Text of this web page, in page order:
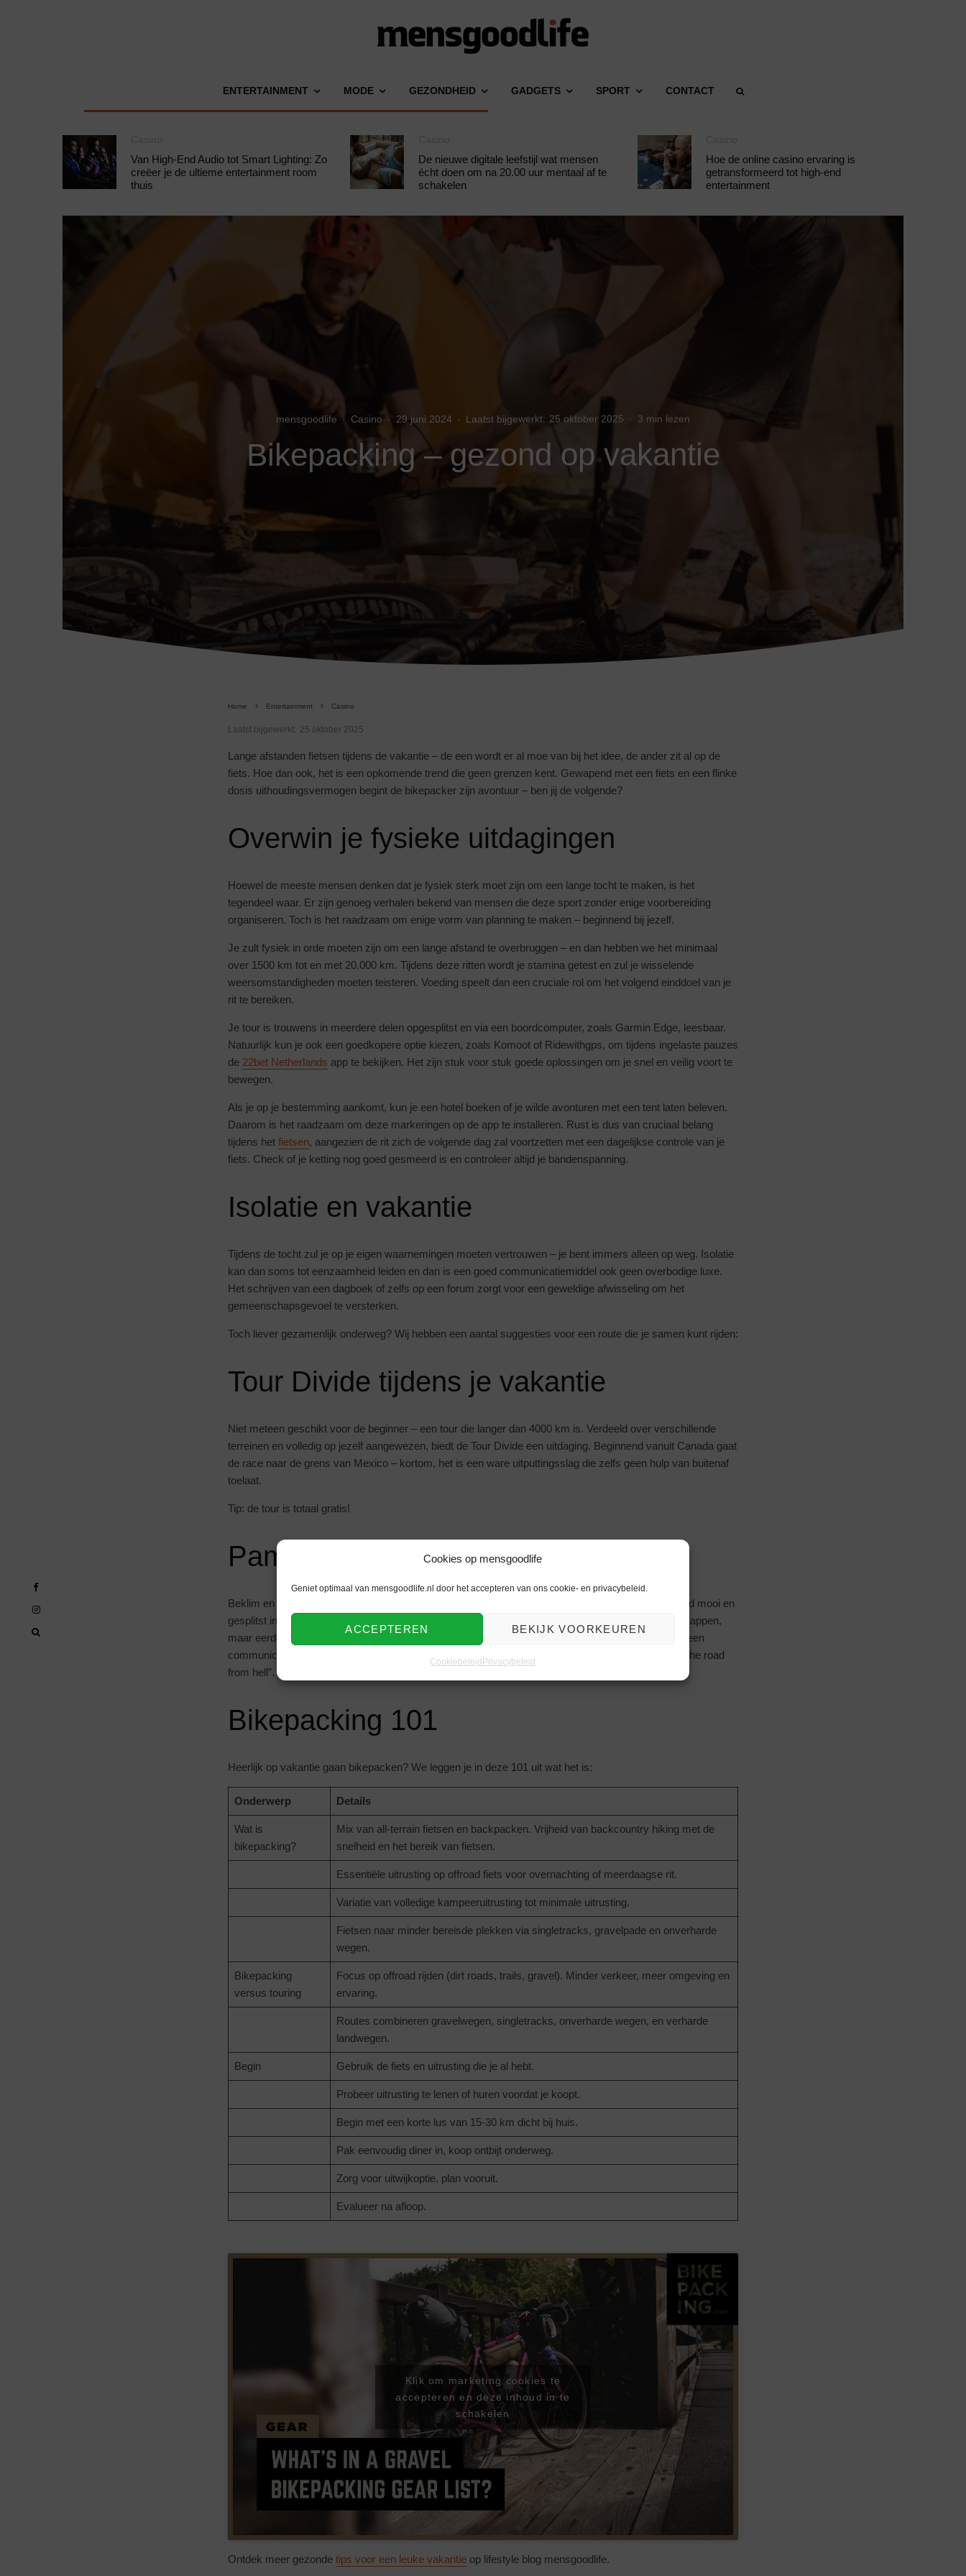
Cookies op mensgoodlife
Geniet optimaal van mensgoodlife.nl door het accepteren van ons cookie- en privacybeleid.
ACCEPTEREN BEKIJK VOORKEUREN
Cookiebeleid Privacybeleid
ENTERTAINMENT MODE GEZONDHEID GADGETS SPORT CONTACT
Van High-End Audio tot Smart Lighting: Zo
creëer je de ultieme entertainment room
thuis
De nieuwe digitale leefstijl wat mensen
écht doen om na 20.00 uur mentaal af te
schakelen
Hoe de online casino ervaring is
getransformeerd tot high-end
entertainment
mensgoodlife · Casino · 29 juni 2024 · Laatst bijgewerkt: 25 oktober 2025 · 3 min lezen
Bikepacking – gezond op vakantie
Home Entertainment Casino
Laatst bijgewerkt: 25 oktober 2025
Lange afstanden fietsen tijdens de vakantie – de een wordt er al moe van bij het idee, de ander zit al op de
fiets. Hoe dan ook, het is een opkomende trend die geen grenzen kent. Gewapend met een fiets en een flinke
dosis uithoudingsvermogen begint de bikepacker zijn avontuur – ben jij de volgende?
Overwin je fysieke uitdagingen
Hoewel de meeste mensen denken dat je fysiek sterk moet zijn om een lange tocht te maken, is het
tegendeel waar. Er zijn genoeg verhalen bekend van mensen die deze sport zonder enige voorbereiding
organiseren. Toch is het raadzaam om enige vorm van planning te maken – beginnend bij jezelf.
Je zult fysiek in orde moeten zijn om een lange afstand te overbruggen – en dan hebben we het minimaal
over 1500 km tot en met 20.000 km. Tijdens deze ritten wordt je stamina getest en zul je wisselende
weersomstandigheden moeten teisteren. Voeding speelt dan een cruciale rol om het volgend einddoel van je
rit te bereiken.
Je tour is trouwens in meerdere delen opgesplitst en via een boordcomputer, zoals Garmin Edge, leesbaar.
Natuurlijk kun je ook een goedkopere optie kiezen, zoals Komoot of Ridewithgps, om tijdens ingelaste pauzes
de 22bet Netherlands app te bekijken. Het zijn stuk voor stuk goede oplossingen om je snel en veilig voort te
bewegen.
Als je op je bestemming aankomt, kun je een hotel boeken of je wilde avonturen met een tent laten beleven.
Daarom is het raadzaam om deze markeringen op de app te installeren. Rust is dus van cruciaal belang
tijdens het fietsen, aangezien de rit zich de volgende dag zal voortzetten met een dagelijkse controle van je
fiets. Check of je ketting nog goed gesmeerd is en controleer altijd je bandenspanning.
Isolatie en vakantie
Tijdens de tocht zul je op je eigen waarnemingen moeten vertrouwen – je bent immers alleen op weg. Isolatie
kan dan soms tot eenzaamheid leiden en dan is een goed communicatiemiddel ook geen overbodige luxe.
Het schrijven van een dagboek of zelfs op een forum zorgt voor een geweldige afwisseling om het
gemeenschapsgevoel te versterken.
Toch liever gezamenlijk onderweg? Wij hebben een aantal suggesties voor een route die je samen kunt rijden:
Tour Divide tijdens je vakantie
Niet meteen geschikt voor de beginner – een tour die langer dan 4000 km is. Verdeeld over verschillende
terreinen en volledig op jezelf aangewezen, biedt de Tour Divide een uitdaging. Beginnend vanuit Canada gaat
de race naar de grens van Mexico – kortom, het is een ware uitputtingsslag die zelfs geen hulp van buitenaf
toelaat.
Tip: de tour is totaal gratis!
Pamir Highway
Beklim en fiets de tweede hoogste route ter wereld en ervaar de vrijheid. Het landschap is ongekend mooi en
gesplitst in gravel, dirt roads en tarmac. Verwacht tijdens de tocht geen groene uitgestrekte landschappen,
maar eerder beschadigde landdelen en lawines. Bereid je ook voor op dagenlange eenzaamheid, geen
communicatiemogelijkheden en steile hellingen. Kortom, het staat niet voor niets omschreven als “the road
from hell”. Maar voor de uitdagende backpacker mag deze route zeker niet ontbreken.
Bikepacking 101
Heerlijk op vakantie gaan bikepacken? We leggen je in deze 101 uit wat het is:
Onderwerp Details
Wat is
bikepacking?
Mix van all-terrain fietsen en backpacken. Vrijheid van backcountry hiking met de
snelheid en het bereik van fietsen.
Essentiële uitrusting op offroad fiets voor overnachting of meerdaagse rit.
Variatie van volledige kampeeruitrusting tot minimale uitrusting.
Fietsen naar minder bereisde plekken via singletracks, gravelpade en onverharde
wegen.
Bikepacking
versus touring
Focus op offroad rijden (dirt roads, trails, gravel). Minder verkeer, meer omgeving en
ervaring.
Routes combineren gravelwegen, singletracks, onverharde wegen, en verharde
landwegen.
Begin Gebruik de fiets en uitrusting die je al hebt.
Probeer uitrusting te lenen of huren voordat je koopt.
Begin met een korte lus van 15-30 km dicht bij huis.
Pak eenvoudig diner in, koop ontbijt onderweg.
Zorg voor uitwijkoptie, plan vooruit.
Evalueer na afloop.
Klik om marketing cookies te
accepteren en deze inhoud in te
schakelen
Ontdek meer gezonde tips voor een leuke vakantie op lifestyle blog mensgoodlife.